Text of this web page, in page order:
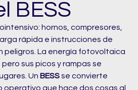
BESS
hornos, compresores,
rápida e instrucciones de
peligros. La energía fotovoltaica
sus picos y rampas se
Un BESSse convierte
operativo que hace dos cosas al